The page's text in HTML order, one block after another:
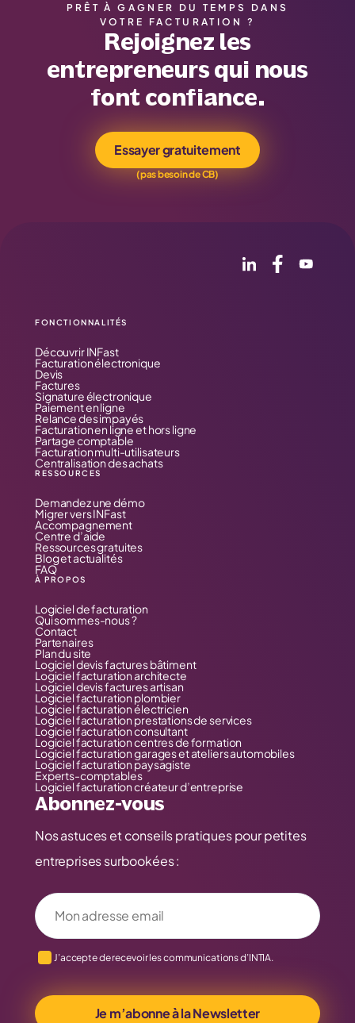
PRÊT À GAGNER DU TEMPS DANS
VOTRE FACTURATION ?
Rejoignez les
entrepreneurs qui nous
font confiance.
Essayer gratuitement
(pas besoin de CB)
FONCTIONNALITÉS
Découvrir INFast
Facturation électronique
Devis
Factures
Signature électronique
Paiement en ligne
Relance des impayés
Facturation en ligne et hors ligne
Partage comptable
Facturation multi-utilisateurs
Centralisation des achats
RESSOURCES
Demandez une démo
Migrer vers INFast
Accompagnement
Centre d’aide
Ressources gratuites
Blog et actualités
FAQ
À PROPOS
Logiciel de facturation
Qui sommes-nous ?
Contact
Partenaires
Plan du site
Logiciel devis factures bâtiment
Logiciel facturation architecte
Logiciel devis factures artisan
Logiciel facturation plombier
Logiciel facturation électricien
Logiciel facturation prestations de services
Logiciel facturation consultant
Logiciel facturation centres de formation
Logiciel facturation garages et ateliers automobiles
Logiciel facturation paysagiste
Experts-comptables
Logiciel facturation créateur d’entreprise
Abonnez-vous
Nos astuces et conseils pratiques pour petites
entreprises surbookées :
Votre adresse email
J’accepte de recevoir les communications d’INTIA.
Je m’abonne à la Newsletter